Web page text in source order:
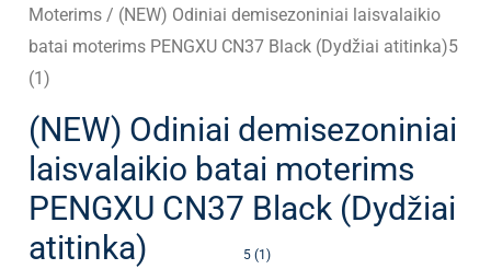
Moterims / (NEW) Odiniai demisezoniniai laisvalaikio
batai moterims PENGXU CN37 Black (Dydžiai atitinka)5
(1)
(NEW) Odiniai demisezoniniai
laisvalaikio batai moterims
PENGXU CN37 Black (Dydžiai
atitinka)
5 (1)